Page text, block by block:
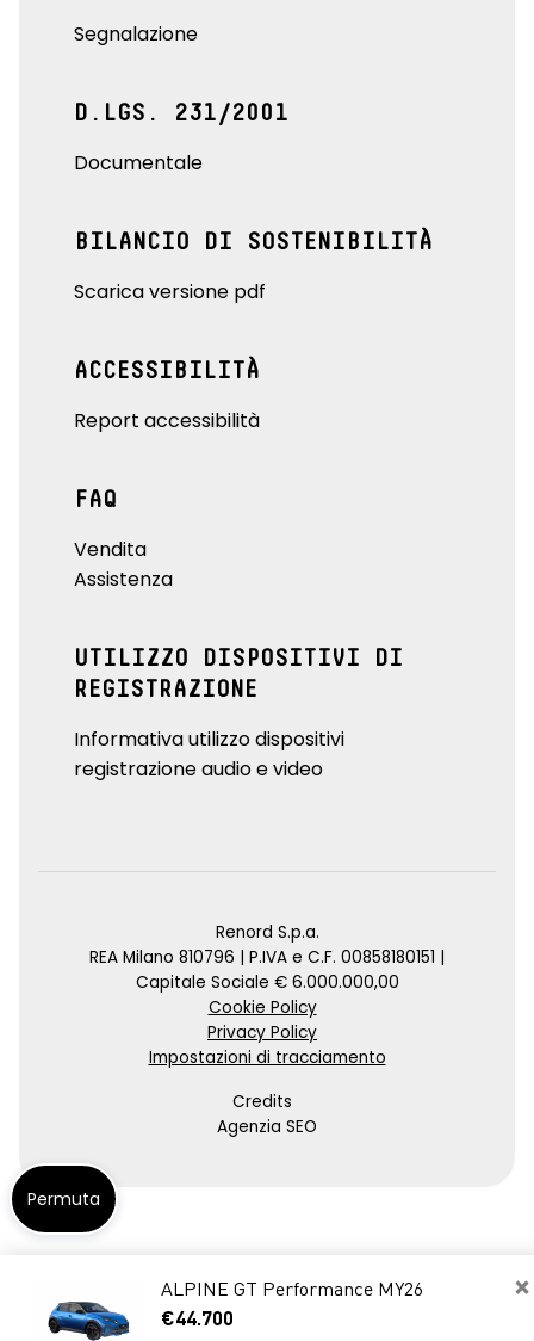
×
ALPINE GT Performance MY26
€44.700
Segnalazione
D.LGS. 231/2001
Documentale
BILANCIO DI SOSTENIBILITÀ
Scarica versione pdf
ACCESSIBILITÀ
Report accessibilità
FAQ
Vendita
Assistenza
UTILIZZO DISPOSITIVI DI
REGISTRAZIONE
Informativa utilizzo dispositivi
registrazione audio e video
Renord S.p.a.
REA Milano 810796 | P.IVA e C.F. 00858180151 |
Capitale Sociale € 6.000.000,00
Cookie Policy
Privacy Policy
Impostazioni di tracciamento
Credits
Agenzia SEO
Permuta